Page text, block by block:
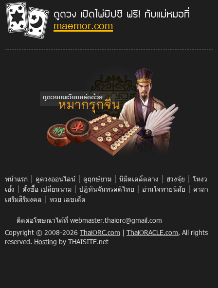
ดูดวง เปิดไพ่ยิปซี ฟรี! กับแม่หมอที่
maemor.com
หน้าแรก | ดูดวงออนไลน์ | ดูฤกษ์ยาม | นิมิตเคล็ดลาง | ฮวงจุ้ย | โหงว
เฮ้ง | ตั้งชื่อ เปลี่ยนนาม | ปฎิทินจันทรคติไทย | อ่านใจทายนิสัย | คาถา
เสริมสิริมงคล | หวย เลขเด็ด
ติดต่อโฆษณาได้ที่ webmaster.thaiorc@gmail.com
Copyright © 2008-2026 ThaiORC.com | ThaiORACLE.com, All rights
reserved. Hosting by THAISITE.net